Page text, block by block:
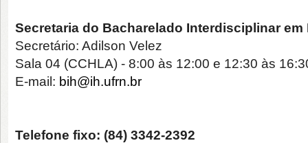
Secretaria do Bacharelado Interdisciplinar em
Secretário: Adilson Velez
Sala 04 (CCHLA) - 8:00 às 12:00 e 12:30 às
E-mail: bih@ih.ufrn.br
Telefone fixo: (84) 3342-2392